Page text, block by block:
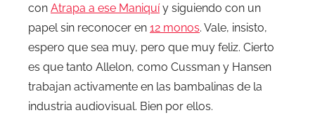
con Atrapa a ese Maniquíy siguiendo con un
papel sin reconocer en 12 monos. Vale, insisto,
espero que sea muy, pero que muy feliz. Cierto
es que tanto Allelon, como Cussman y Hansen
trabajan activamente en las bambalinas de la
industria audiovisual. Bien por ellos.